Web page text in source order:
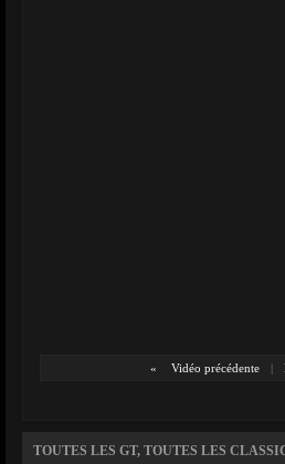
« Vidéo précédente |
TOUTES LES GT, TOUTES LES